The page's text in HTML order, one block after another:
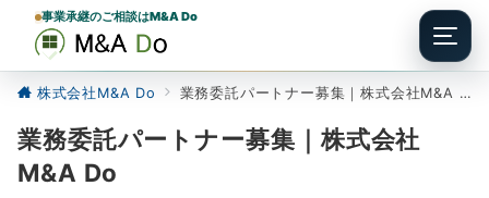
Menu
事業承継のご相談はM&A Do
株式会社M&A Do 業務委託パートナー募集｜株式会社M&A Do
業務委託パートナー募集｜株式会社
M&A Do